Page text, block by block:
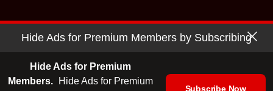
Copyright © 2026 - Cretan Business | Κρητών Επιχειρείν
Hide Ads for Premium Members by Subscribing
Hide Ads for Premium
Members.
Hide Ads for Premium
Subscribe Now